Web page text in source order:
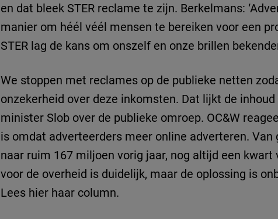
en dat bleek STER reclame te zijn. Berkelmans:
manier om héél véél mensen te bereiken voor een
STER lag de kans om onszelf en onze brillen
We stoppen met reclames op de publieke netten
onzekerheid over deze inkomsten. Dat lijkt de
minister Slob over de publieke omroep. OC&W
is omdat adverteerders meer online adverteren.
naar ruim 167 miljoen vorig jaar, nog altijd een
voor de overheid is duidelijk, maar de oplossing is
Lees hier haar column.